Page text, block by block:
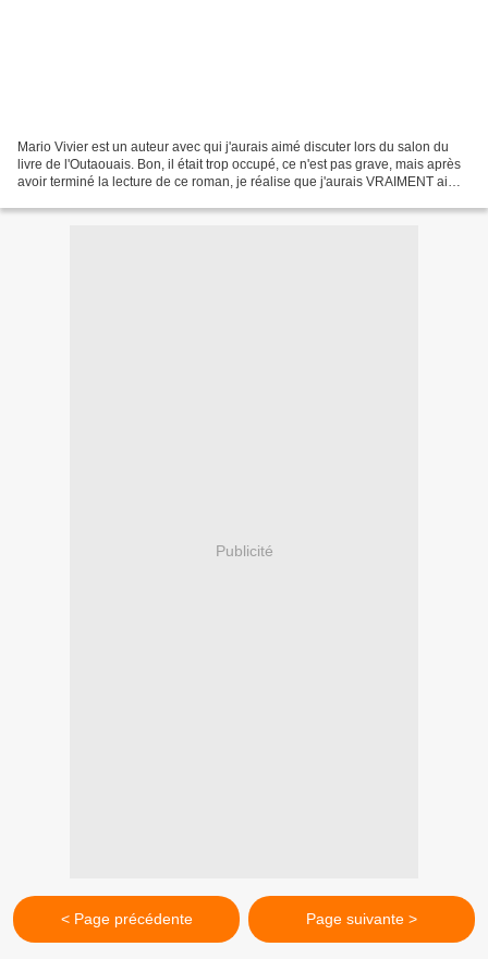
Mario Vivier est un auteur avec qui j'aurais aimé discuter lors du salon du
livre de l'Outaouais. Bon, il était trop occupé, ce n'est pas grave, mais après
avoir terminé la lecture de ce roman, je réalise que j'aurais VRAIMENT aimé
Publicité
< Page précédente Page suivante >